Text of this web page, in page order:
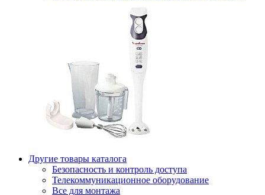
Другие товары каталога
Безопасность и контроль доступа
Телекоммуникационное оборудование
Все для монтажа